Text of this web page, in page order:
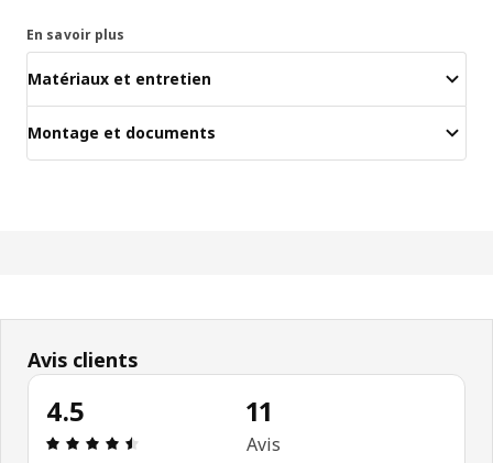
En savoir plus
Matériaux et entretien
Montage et documents
Avis clients
4.5
Avis: 4.5 sur 5 étoiles Nombre total d'avis: 11
11
Avis